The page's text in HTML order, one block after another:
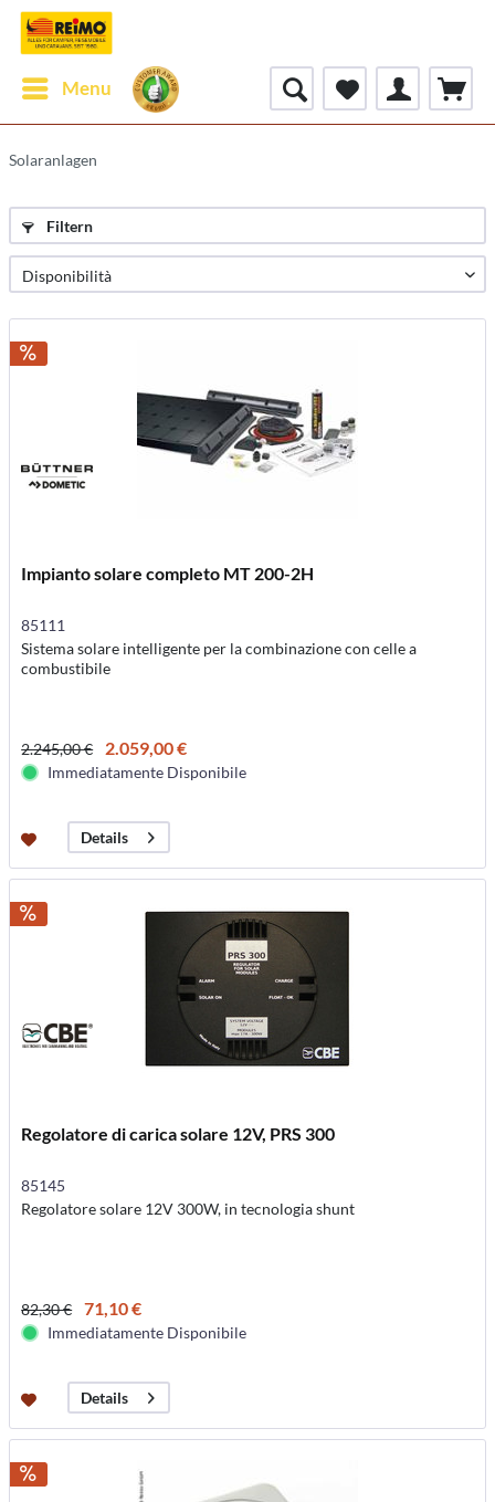
Menu
Solaranlagen
Filtern
Impianto solare completo MT 200-2H
85111
Sistema solare intelligente per la combinazione con celle a
combustibile
2.245,00 € 2.059,00 €
Immediatamente Disponibile
Details
Regolatore di carica solare 12V, PRS 300
85145
Regolatore solare 12V 300W, in tecnologia shunt
82,30 € 71,10 €
Immediatamente Disponibile
Details